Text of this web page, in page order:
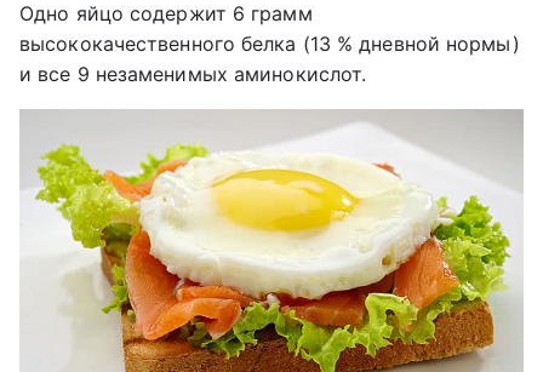
Одно яйцо содержит 6 грамм
высококачественного белка (13 % дневной нормы)
и все 9 незаменимых аминокислот.